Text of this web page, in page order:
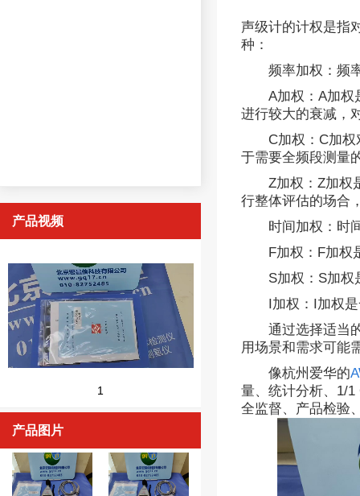
产品视频
1
产品图片
声级计的计权是指
种：
频率加权：频
A加权：A加权
进行较大的衰减，
C加权：C加
于需要全频段测量
Z加权：Z加权
行整体评估的场合
时间加权：时
F加权：F加权
S加权：S加权
I加权：I加权
通过选择适当
用场景和需求可能
像杭州爱华的
量、统计分析、1/
全监督、产品检验